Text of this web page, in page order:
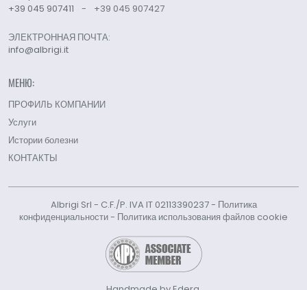
+39 045 907411
- +39 045 907427
ЭЛЕКТРОННАЯ ПОЧТА:
info@albrigi.it
МЕНЮ:
ПРОФИЛЬ КОМПАНИИ
Услуги
Истории болезни
КОНТАКТЫ
Albrigi Srl - C.F./P. IVA IT 02113390237 - Политика
конфиденциальности- Политика использования файлов cookie